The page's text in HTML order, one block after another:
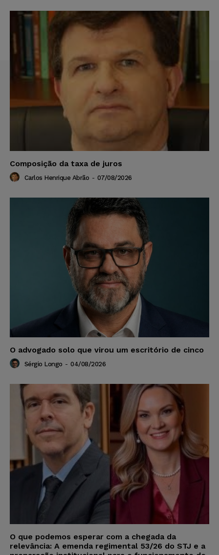
Composição da taxa de juros
Carlos Henrique Abrão - 07/08/2026
O advogado solo que virou um escritório de cinco
Sérgio Longo - 04/08/2026
O que podemos esperar com a chegada da
relevância: A emenda regimental 53/26 do STJ e a